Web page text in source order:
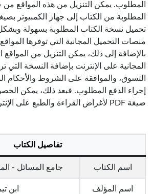
المطلوب. يمكن التنزيل من هذه المواقع
تحميل نسخة الكتاب المطلوبة بسهولة
منصات التحميل المجانية التي توفرها
بالإضافة إلى ذلك، يمكن التنزيل من المواقع
المجانية على الإنترنت بإضافة النسخة التي
التسوق، والموافقة على الشروط والأحكام
إجراء الدفع المطلوب. فبعد ذلك، يمكن
صيغة PDF لأغراض القراءة والطبع على الإنترنت.
تفاصيل الكتاب
اسم الكتاب جامع المسائل -
اسم المؤلف ابن